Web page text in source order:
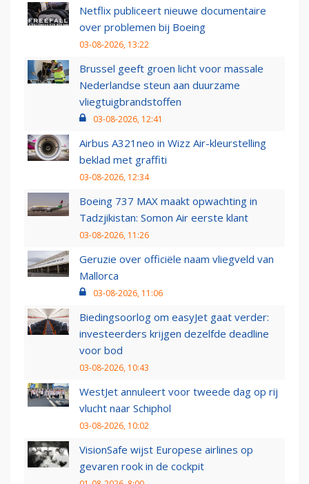
Netflix publiceert nieuwe documentaire
over problemen bij Boeing
03-08-2026, 13:22
Brussel geeft groen licht voor massale
Nederlandse steun aan duurzame
vliegtuigbrandstoffen
03-08-2026, 12:41
Airbus A321neo in Wizz Air-kleurstelling
beklad met graffiti
03-08-2026, 12:34
Boeing 737 MAX maakt opwachting in
Tadzjikistan: Somon Air eerste klant
03-08-2026, 11:26
Geruzie over officiële naam vliegveld van
Mallorca
03-08-2026, 11:06
Biedingsoorlog om easyJet gaat verder:
investeerders krijgen dezelfde deadline
voor bod
03-08-2026, 10:43
WestJet annuleert voor tweede dag op rij
vlucht naar Schiphol
03-08-2026, 10:02
VisionSafe wijst Europese airlines op
gevaren rook in de cockpit